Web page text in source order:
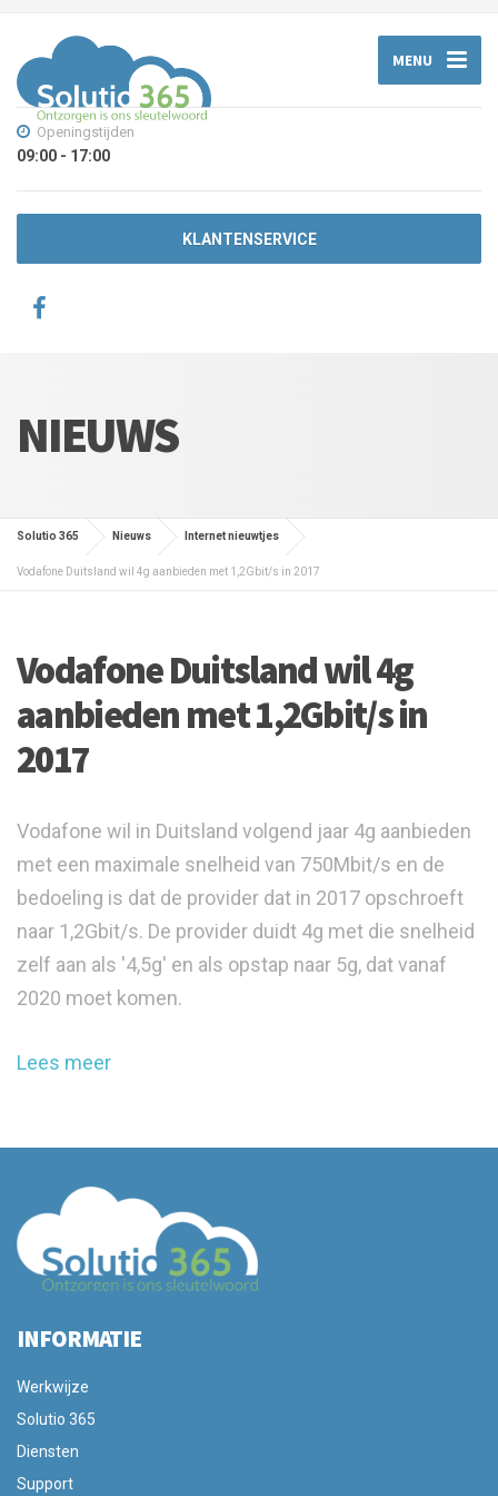
MENU
Openingstijden
09:00 - 17:00
KLANTENSERVICE
NIEUWS
Solutio 365 Nieuws Internet nieuwtjes
Vodafone Duitsland wil 4g aanbieden met 1,2Gbit/s in 2017
Vodafone Duitsland wil 4g
aanbieden met 1,2Gbit/s in
2017
Vodafone wil in Duitsland volgend jaar 4g aanbieden
met een maximale snelheid van 750Mbit/s en de
bedoeling is dat de provider dat in 2017 opschroeft
naar 1,2Gbit/s. De provider duidt 4g met die snelheid
zelf aan als '4,5g' en als opstap naar 5g, dat vanaf
2020 moet komen.
Lees meer
INFORMATIE
Werkwijze
Solutio 365
Diensten
Support